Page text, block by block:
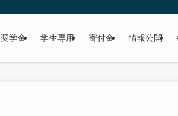
奨学金 学生専用 寄付金 情報公開